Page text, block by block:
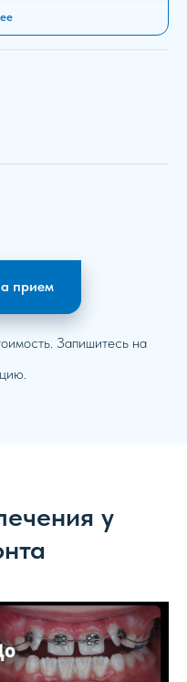
прием
Запишитесь на
у